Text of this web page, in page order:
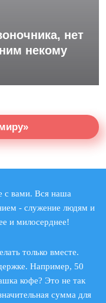
нет
некому
с вами. Вся наша
- служение людям и
и милосерднее!
только вместе.
Например, 50
кофе? Это не так
сумма для